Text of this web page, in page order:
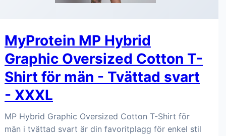
MyProtein MP Hybrid
Graphic Oversized Cotton T-
Shirt för män - Tvättad svart
- XXXL
MP Hybrid Graphic Oversized Cotton T-Shirt för
män i tvättad svart är din favoritplagg för enkel stil